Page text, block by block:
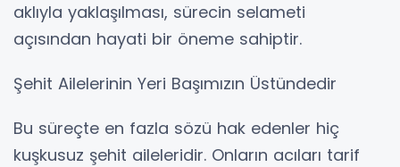
aklıyla yaklaşılması, sürecin selameti
açısından hayati bir öneme sahiptir.
Şehit Ailelerinin Yeri Başımızın Üstündedir
Bu süreçte en fazla sözü hak edenler hiç
kuşkusuz şehit aileleridir. Onların acıları tarif